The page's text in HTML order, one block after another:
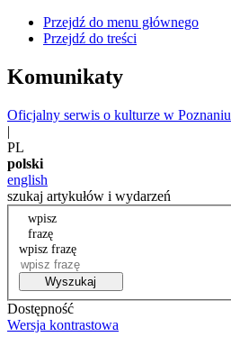
Przejdź do menu głównego
Przejdź do treści
Komunikaty
Oficjalny serwis o kulturze w Poznaniu
|
PL
polski
english
szukaj artykułów i wydarzeń
wpisz
frazę
wpisz frazę
Wyszukaj
Dostępność
Wersja kontrastowa